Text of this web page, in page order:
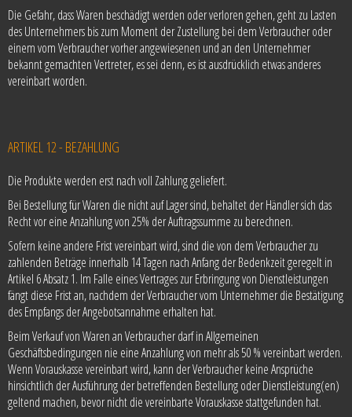
Die Gefahr, dass Waren beschädigt werden oder verloren gehen, geht zu Lasten
des Unternehmers bis zum Moment der Zustellung bei dem Verbraucher oder
einem vom Verbraucher vorher angewiesenen und an den Unternehmer
bekannt gemachten Vertreter, es sei denn, es ist ausdrücklich etwas anderes
vereinbart worden.
ARTIKEL 12 - BEZAHLUNG
Die Produkte werden erst nach voll Zahlung geliefert.
Bei Bestellung für Waren die nicht auf Lager sind, behaltet der Händler sich das
Recht vor eine Anzahlung von 25% der Auftragssumme zu berechnen.
Sofern keine andere Frist vereinbart wird, sind die von dem Verbraucher zu
zahlenden Beträge innerhalb 14 Tagen nach Anfang der Bedenkzeit geregelt in
Artikel 6 Absatz 1. Im Falle eines Vertrages zur Erbringung von Dienstleistungen
fängt diese Frist an, nachdem der Verbraucher vom Unternehmer die Bestätigung
des Empfangs der Angebotsannahme erhalten hat.
Beim Verkauf von Waren an Verbraucher darf in Allgemeinen
Geschäftsbedingungen nie eine Anzahlung von mehr als 50 % vereinbart werden.
Wenn Vorauskasse vereinbart wird, kann der Verbraucher keine Ansprüche
hinsichtlich der Ausführung der betreffenden Bestellung oder Dienstleistung(en)
geltend machen, bevor nicht die vereinbarte Vorauskasse stattgefunden hat.